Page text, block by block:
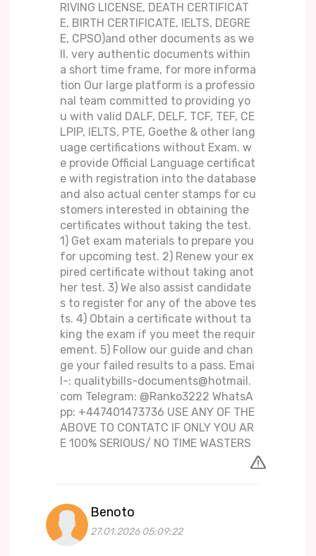
RIVING LICENSE, DEATH CERTIFICAT
E, BIRTH CERTIFICATE, IELTS, DEGRE
E, CPSO)and other documents as we
ll. very authentic documents within
a short time frame, for more informa
tion Our large platform is a professio
nal team committed to providing yo
u with valid DALF, DELF, TCF, TEF, CE
LPIP, IELTS, PTE, Goethe & other lang
uage certifications without Exam. w
e provide Official Language certificat
e with registration into the database
and also actual center stamps for cu
stomers interested in obtaining the
certificates without taking the test.
1) Get exam materials to prepare you
for upcoming test. 2) Renew your ex
pired certificate without taking anot
her test. 3) We also assist candidate
s to register for any of the above tes
ts. 4) Obtain a certificate without ta
king the exam if you meet the requir
ement. 5) Follow our guide and chan
ge your failed results to a pass. Emai
l-: qualitybills-documents@hotmail.
com Telegram: @Ranko3222 WhatsA
pp: +447401473736 USE ANY OF THE
ABOVE TO CONTATC IF ONLY YOU AR
E 100% SERIOUS/ NO TIME WASTERS
Benoto
27.01.2026 05:09:22